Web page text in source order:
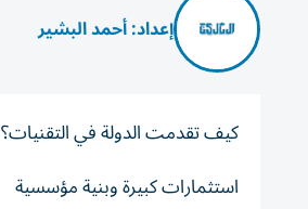
إعداد: أحمد البشير
كيف تقدمت الدولة في التقنيات؟
استثمارات كبيرة وبنية مؤسسية